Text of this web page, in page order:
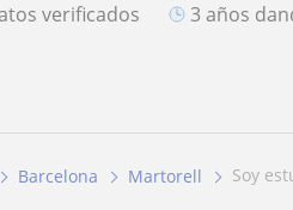
verificados
3 años
Barcelona Martorell soy